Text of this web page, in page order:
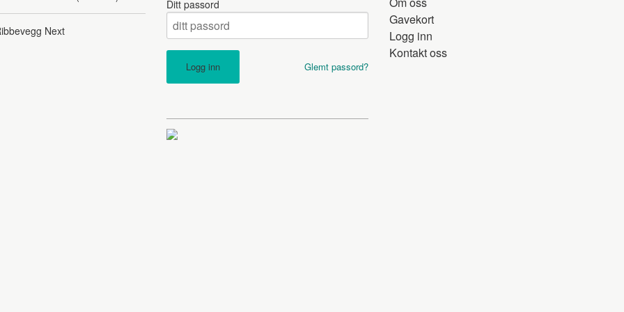
Next
Ditt passord
Glemt passord?
Gavekort
Logg inn
Kontakt oss